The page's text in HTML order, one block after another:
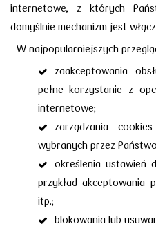
internetowe, z których
domyślnie mechanizm jest
W najpopularniejszych
zaakceptowania
pełne korzystanie z
internetowe;
zarządzania
wybranych przez
określenia ustawień
przykład akceptowania
itp.;
blokowania lub